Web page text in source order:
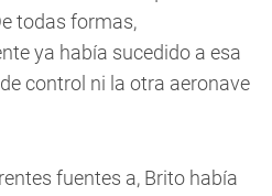
todas formas,
ya había sucedido a esa
control ni la otra aeronave
fuentes a, Brito había